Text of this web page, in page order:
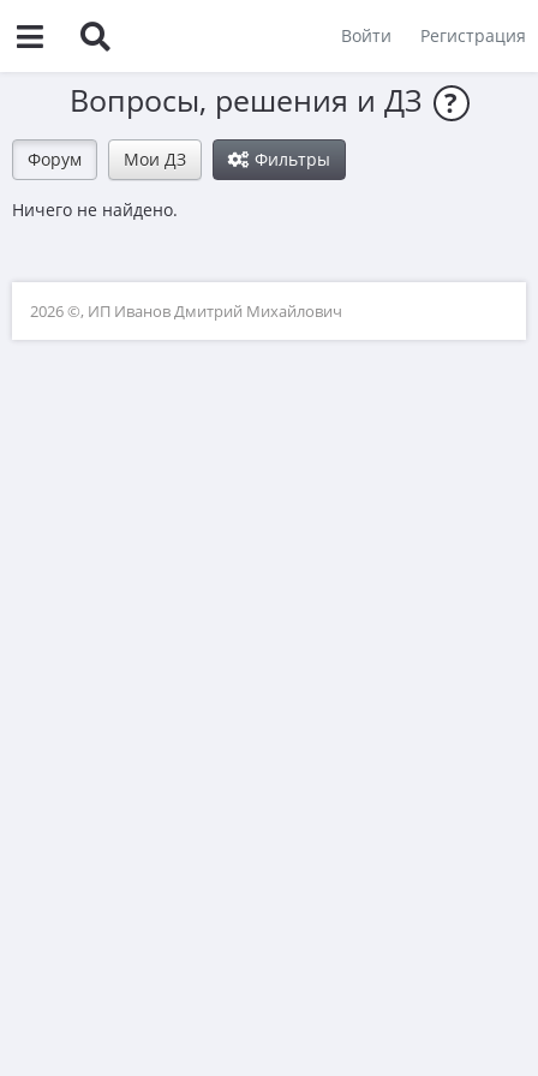
Войти Регистрация
Вопросы, решения и ДЗ ?
Форум Мои ДЗ Фильтры
Ничего не найдено.
2026 ©, ИП Иванов Дмитрий Михайлович